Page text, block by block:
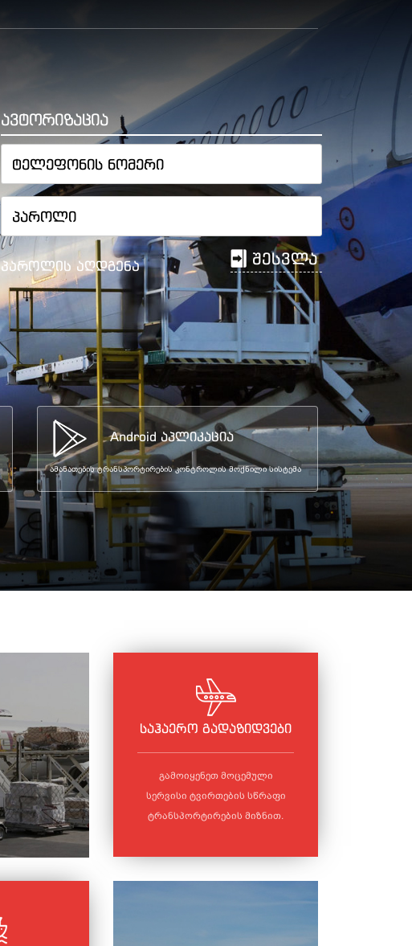
ავტორიზაცია
პაროლის აღდგენა შესვლა
Android აპლიკაცია
ამანათების ტრანსპორტირების კონტროლის მოქნილი სისტემა
საჰაერო გადაზიდვები
გამოიყენეთ მოცემული
სერვისი ტვირთების სწრაფი
ტრანსპორტირების მიზნით.